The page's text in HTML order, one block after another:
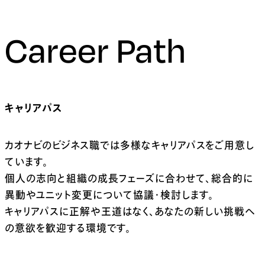
Career Path
キャリアパス
カオナビのビジネス職では多様なキャリアパスをご用意し
ています。
個人の志向と組織の成長フェーズに合わせて、総合的に
異動やユニット変更について協議・検討します。
キャリアパスに正解や王道はなく、あなたの新しい挑戦へ
の意欲を歓迎する環境です。